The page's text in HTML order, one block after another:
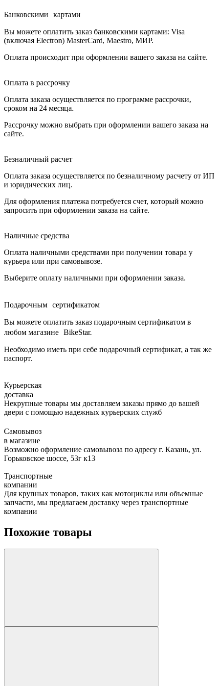
Банковскими картами
Вы можете оплатить заказ банковскими картами: Visa
(включая Electron) MasterCard, Maestro, МИР.
Оплата происходит при оформлении вашего заказа на сайте.
Оплата в рассрочку
Оплата заказа осуществляется по программе рассрочки,
сроком на 24 месяца.
Рассрочку можно выбрать при оформлении вашего заказа на
сайте.
Безналичный расчет
Оплата заказа осуществляется по безналичному расчету от ИП
и юридических лиц.
Для оформления платежа потребуется счет, который можно
запросить при оформлении заказа на сайте.
Наличные средства
Оплата наличными средствами при получении товара у
курьера или при самовывозе.
Выберите оплату наличными при оформлении заказа.
Подарочным сертификатом
Вы можете оплатить заказ подарочным сертификатом в
любом магазине BikeStar.
Необходимо иметь при себе подарочный сертификат, а так же
паспорт.
Курьерская
доставка
Некрупные товары мы доставляем заказы прямо до вашей
двери с помощью надежных курьерских служб
Самовывоз
в магазине
Возможно оформление самовывоза по адресу г. Казань, ул.
Горьковское шоссе, 53г к13
Транспортные
компании
Для крупных товаров, таких как мотоциклы или объемные
запчасти, мы предлагаем доставку через транспортные
компании
Похожие товары